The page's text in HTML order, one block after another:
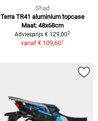
Shad
Terra TR41 aluminium topcase
Maat: 48x68cm
Adviesprijs € 129,002
vanaf € 109,601